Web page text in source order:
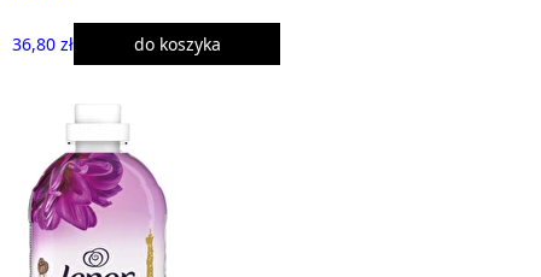
36,80 zł do koszyka